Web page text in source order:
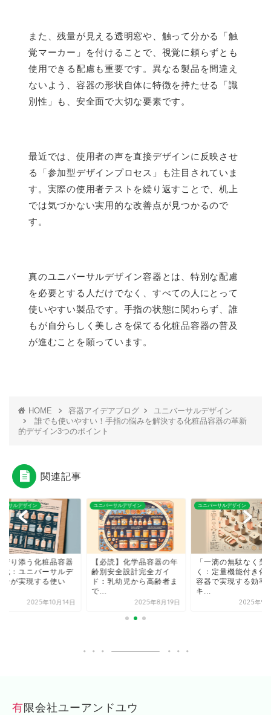
また、残量が見える透明窓や、触って分かる「触
覚マーカー」を付けることで、視覚に頼らずとも
使用できる配慮も重要です。異なる製品を間違え
ないよう、容器の形状自体に特徴を持たせる「識
別性」も、安全面で大切な要素です。
最近では、使用者の声を直接デザインに反映させ
る「参加型デザインプロセス」も注目されていま
す。実際の使用者テストを繰り返すことで、机上
では気づかない実用的な改善点が見つかるので
す。
真のユニバーサルデザイン容器とは、特別な配慮
を必要とする人だけでなく、すべての人にとって
使いやすい製品です。手指の状態に関わらず、誰
もが自分らしく美しさを保てる化粧品容器の普及
が進むことを願っています。
HOME 容器アイデアブログ
ユニバーサルデザイン
誰でも使いやすい！手指の悩みを解決する化粧品容器の革新
的デザイン3つのポイント
関連記事
ーサルデザイン
寄り添う化粧品容器
化：ユニバーサルデ
ンが実現する使い
2025年10月14日
ユニバーサルデザイン
【必読】化学品容器の年
齢別安全設計完全ガイ
ド：乳幼児から高齢者ま
で...
2025年8月19日
ユニバーサルデザイン
「一滴の無駄なく美
く：定量機能付き化
容器で実現する効率
キ...
2025年9
有限会社ユーアンドユウ